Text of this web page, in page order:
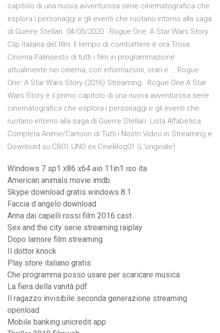
capitolo di una nuova avventurosa serie cinematografica che
esplora i personaggi e gli eventi che ruotano intorno alla saga
di Guerre Stellari. 04/05/2020 · Rogue One: A Star Wars Story
Clip italiana del film: Il tempo di combattere è ora Trova
Cinema Palinsesto di tutti i film in programmazione
attualmente nei cinema, con informazioni, orari e … Rogue
One: A Star Wars Story (2016) Streaming Rogue One A Star
Wars Story è il primo capitolo di una nuova avventurosa serie
cinematografica che esplora i personaggi e gli eventi che
ruotano intorno alla saga di Guerre Stellari. Lista Alfabetica
Completa Anime/Cartoon di Tutti i Nostri Video in Streaming e
Download su CB01.UNO ex CineBlog01 (L'originale)
Windows 7 sp1 x86 x64 aio 11in1 iso ita
American animals movie imdb
Skype download gratis windows 8.1
Faccia d angelo download
Anna dai capelli rossi film 2016 cast
Sex and the city serie streaming raiplay
Dopo lamore film streaming
Il dottor knock
Play store italiano gratis
Che programma posso usare per scaricare musica
La fiera della vanità pdf
Il ragazzo invisibile seconda generazione streaming
openload
Mobile banking unicredit app